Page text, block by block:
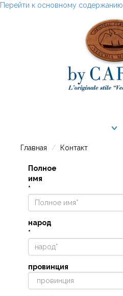
Перейти к основному содержанию
Главная Контакт
Полное
имя
*
народ
*
провинция